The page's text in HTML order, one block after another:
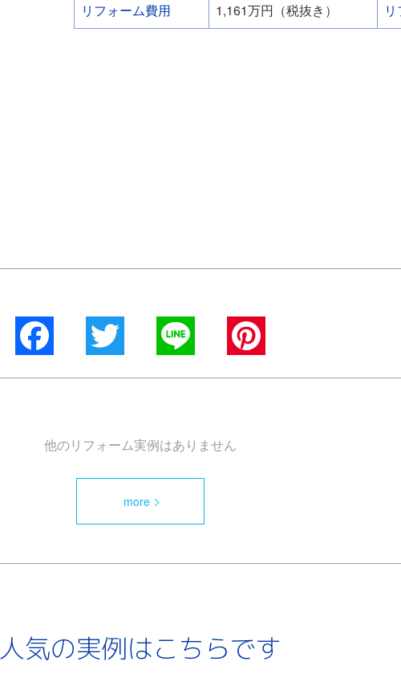
リフォーム費用
1,161万円（税抜き）
Facebook
他のリフォーム実例はありません
more
人気の実例はこちらです